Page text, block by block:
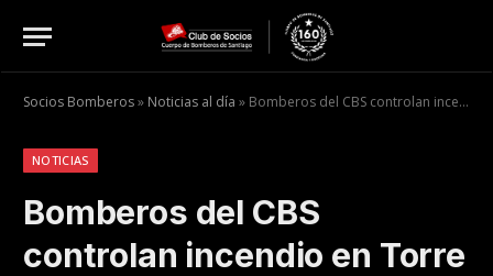
Socios Bomberos» Noticias al día » Bomberos del CBS controlan incendio en Torre Carlos Antunez
NOTICIAS
Bomberos del CBS
controlan incendio en Torre